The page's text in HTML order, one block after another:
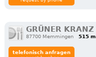
GRÜNER KRANZ
87700 Memmingen 515 m
telefonisch anfragen